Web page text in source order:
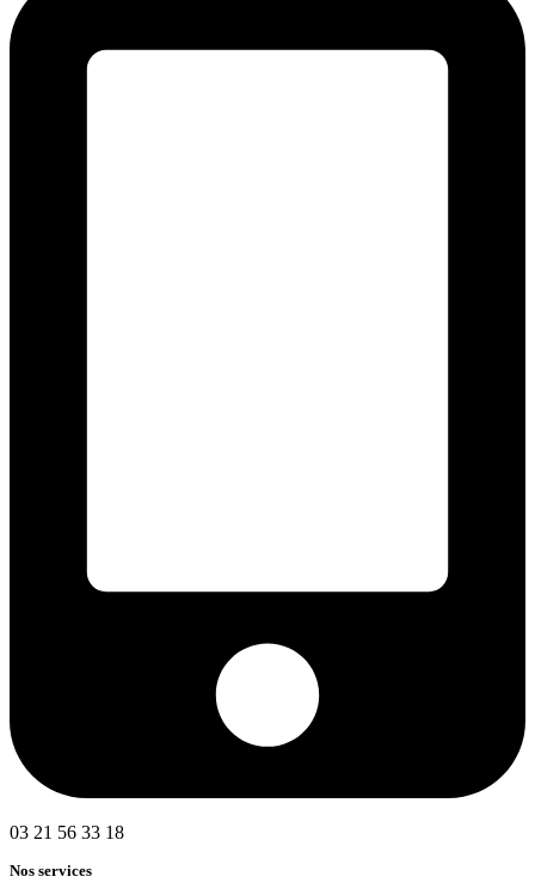
03 21 56 33 18
Nos services